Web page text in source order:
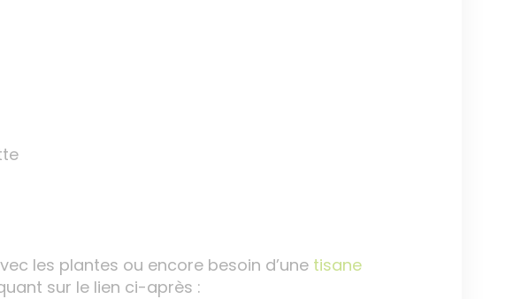
les plantes ou encore besoin d’une tisane
sur le lien ci-après :